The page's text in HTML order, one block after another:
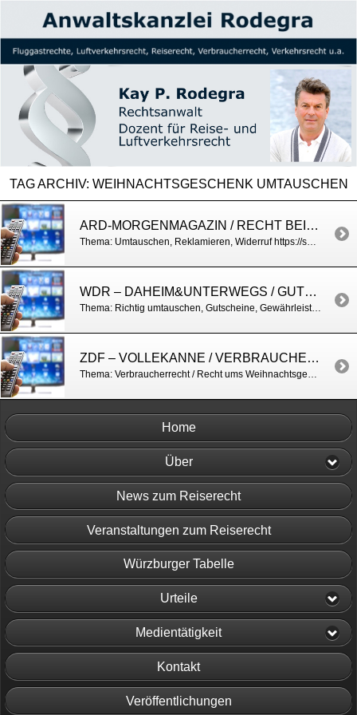
TAG ARCHIV: WEIHNACHTSGESCHENK UMTAUSCHEN
ARD-MORGENMAGAZIN / RECHT BEIM UMTAUSCH
Thema: Umtauschen, Reklamieren, Widerruf https://shorturl.at/8Z2pg
WDR – DAHEIM&UNTERWEGS / GUTSCHEINE
Thema: Richtig umtauschen, Gutscheine, Gewährleistung http://www1.wdr.de/mediathek/video/sendungen/daheim-und-unterwegs/video-wie-lange-ist-mein-gutschein-gueltig-und-welche-rechte-habe-ich-beim-umtausch-anwalt-kay-p-rodegra-gibt-antworten-100.html
ZDF – VOLLEKANNE / VERBRAUCHERRECHT (WEIHNACHTSGESCHENKE UMTAUSCHEN)
Thema: Verbraucherrecht / Recht ums Weihnachtsgeschenk http://vollekanne.zdf.de/ZDF/zdfportal/programdata/d9fd24c2-f618-3ffd-911f-865093c93fc1/20248495
Home
Über
News zum Reiserecht
Veranstaltungen zum Reiserecht
Würzburger Tabelle
Urteile
Medientätigkeit
Kontakt
Veröffentlichungen